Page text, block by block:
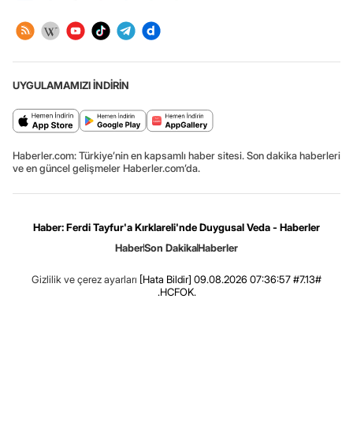
UYGULAMAMIZI İNDİRİN
Haberler.com: Türkiye’nin en kapsamlı haber sitesi. Son dakika haberleri
ve en güncel gelişmeler Haberler.com’da.
Haber: Ferdi Tayfur'a Kırklareli'nde Duygusal Veda - Haberler
HaberSon DakikaHaberler
Gizlilik ve çerez ayarları [Hata Bildir] 09.08.2026 07:36:57 #7.13#
.HCFOK.